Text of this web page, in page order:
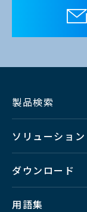
製品検索
ソリューション
ダウンロード
用語集